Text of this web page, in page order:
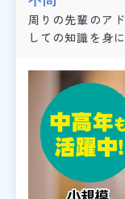
周りの先輩のア
しての知識を身